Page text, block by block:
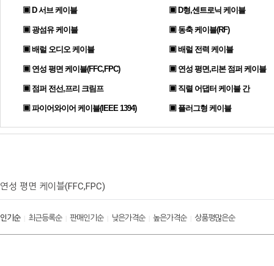
▣ D 서브 케이블 ▣ D형,센트로닉 케이블
▣ 광섬유 케이블 ▣ 동축 케이블(RF)
▣ 배럴 오디오 케이블 ▣ 배럴 전력 케이블
▣ 연성 평면 케이블(FFC,FPC) ▣ 연성 평면,리본 점퍼 케이블
▣ 점퍼 전선,프리 크림프 ▣ 직렬 어댑터 케이블 간
▣ 파이어와이어 케이블(IEEE 1394) ▣ 플러그형 케이블
연성 평면 케이블(FFC,FPC)
인기순| 최근등록순| 판매인기순| 낮은가격순| 높은가격순| 상품평많은순